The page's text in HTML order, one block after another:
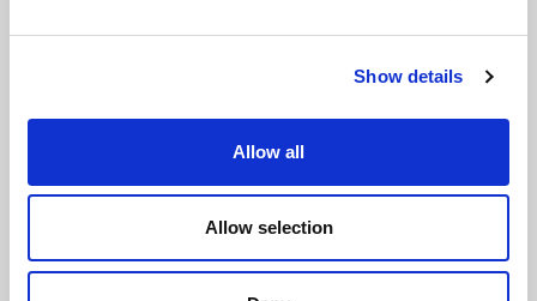
Show details
Allow all
Allow selection
La seguretat i el gaudi són les seves prioritats,
juntament amb el bon humor.
Estarà encantat d’acompanyar-te a descobrir els seus
terrenys preferits: el massís del Mont Blanc, Itàlia i,